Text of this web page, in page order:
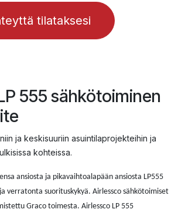
tilataksesi
555 sähkötoiminen
ja keskisuuriin asuintilaprojekteihin ja
kohteissa.
ansiosta ja pikavaihtoalapään ansiosta LP555
verratonta suorituskykyä. Airlessco sähkötoimiset
Graco toimesta. Airlessco LP 555